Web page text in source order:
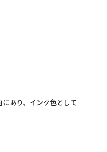
あり、インク色として